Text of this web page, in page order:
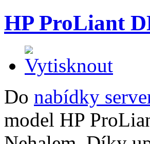
HP ProLiant
Do nabídky
model HP